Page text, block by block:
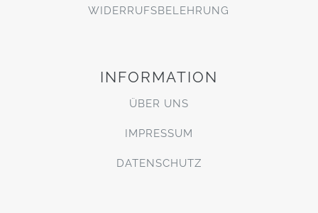
WIDERRUFSBELEHRUNG
INFORMATION
ÜBER UNS
IMPRESSUM
DATENSCHUTZ